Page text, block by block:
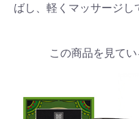
ばし、軽くマッサージし
この商品を見て